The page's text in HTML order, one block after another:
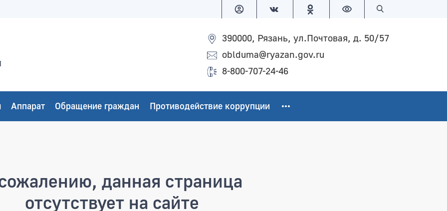
Версия для слабовидящих
390000, Рязань, ул.Почтовая, д. 50/57
oblduma@ryazan.gov.ru
8-800-707-24-46
Аппарат Обращение граждан Противодействие коррупции
данная страница
отсутствует на сайте